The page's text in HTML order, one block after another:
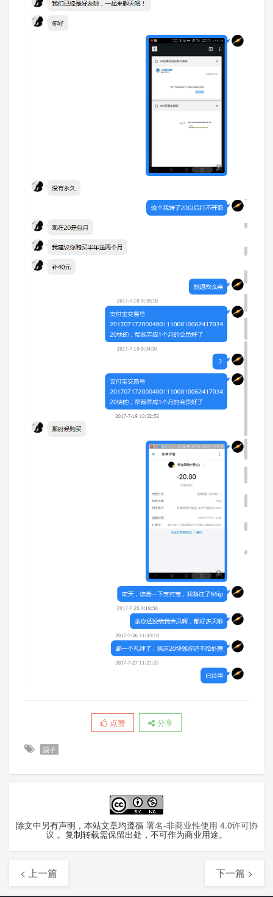
点赞 分享
骗子
除文中另有声明，本站文章均遵循 署名-非商业性使用 4.0许可协
议 。复制转载需保留出处，不可作为商业用途。
< 上一篇 下一篇 >